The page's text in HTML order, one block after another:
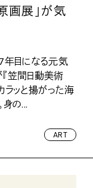
画展」が気
目になる元気
笠間日動美術
ラッと揚がった海
身の...
ART